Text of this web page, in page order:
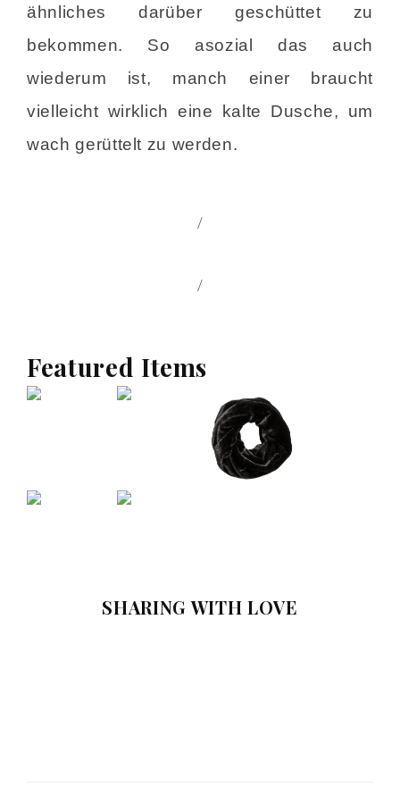
ähnliches darüber geschüttet zu
bekommen. So asozial das auch
wiederum ist, manch einer braucht
vielleicht wirklich eine kalte Dusche, um
wach gerüttelt zu werden.
/
/
Featured Items
SHARING WITH LOVE